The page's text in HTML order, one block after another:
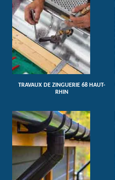
TRAVAUX DE ZINGUERIE 68 HAUT-
RHIN